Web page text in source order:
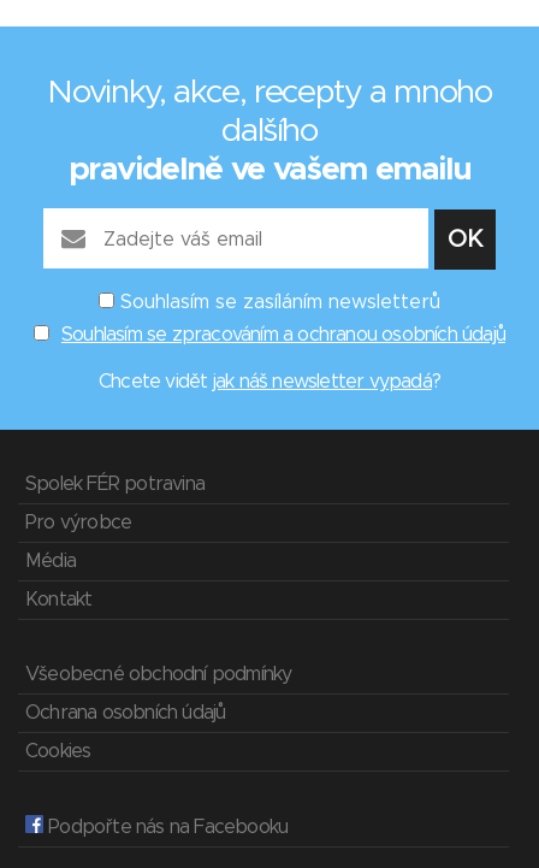
Novinky, akce, recepty a mnoho
dalšího
pravidelně ve vašem emailu
Souhlasím se zasíláním newsletterů
Souhlasím se zpracováním a ochranou osobních údajů
Chcete vidět jak náš newsletter vypadá?
Spolek FÉR potravina
Pro výrobce
Média
Kontakt
Všeobecné obchodní podmínky
Ochrana osobních údajů
Cookies
Podpořte nás na Facebooku